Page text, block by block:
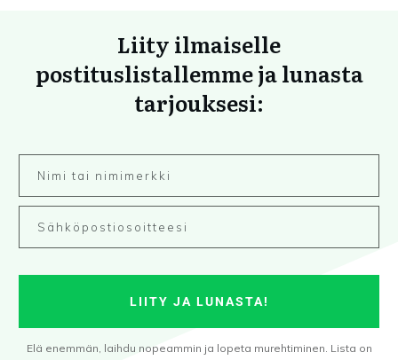
Liity ilmaiselle
postituslistallemme ja lunasta
tarjouksesi:
LIITY JA LUNASTA!
Elä enemmän, laihdu nopeammin ja lopeta murehtiminen. Lista on